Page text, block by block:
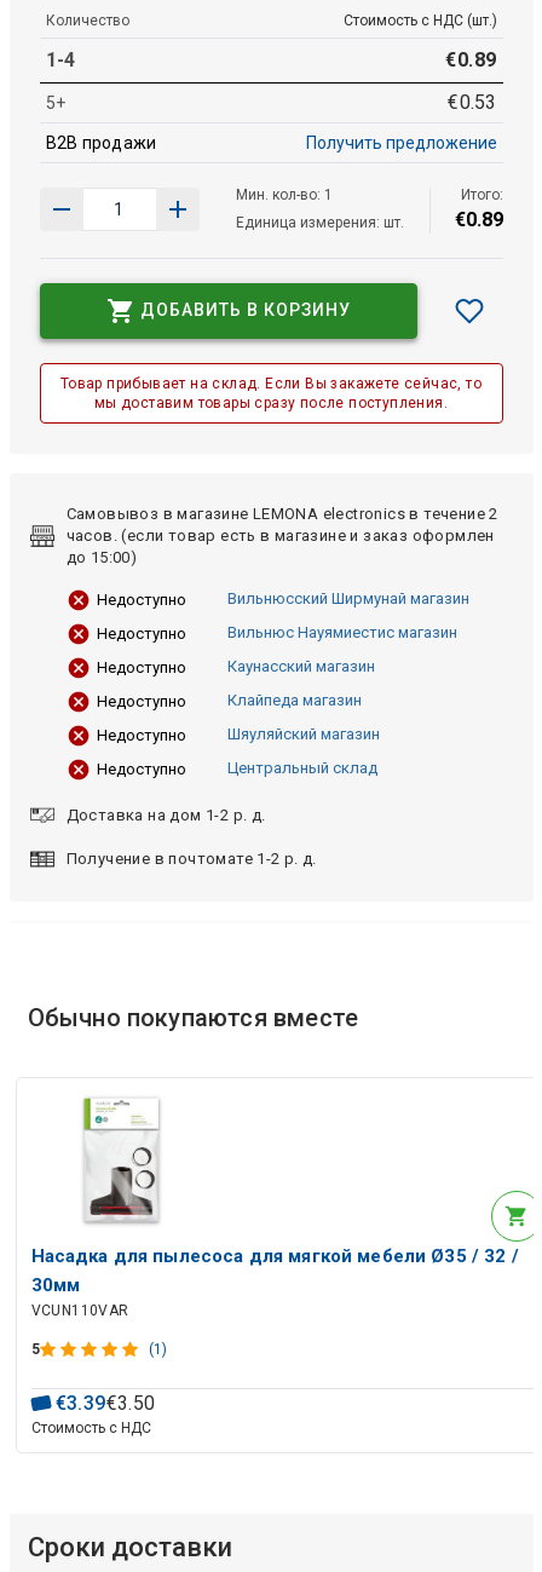
Количество Стоимость с НДС (шт.)
1-4 €0.89
5+ €0.53
B2B продажи Получить предложение
Мин. кол-во: 1
Единица измерения: шт.
Итого:
€0.89
ДОБАВИТЬ В КОРЗИНУ
Товар прибывает на склад. Если Вы закажете сейчас, то
мы доставим товары сразу после поступления.
Самовывоз в магазине LEMONA electronics в течение 2
часов. (если товар есть в магазине и заказ оформлен
до 15:00)
Недоступно
Вильнюсский Ширмунай магазин
Недоступно
Вильнюс Науямиестис магазин
Недоступно
Каунасский магазин
Недоступно
Клайпеда магазин
Недоступно
Шяуляйский магазин
Недоступно
Центральный склад
Доставка на дом 1-2 р. д.
Получение в почтомате 1-2 р. д.
Обычно покупаются вместе
Насадка для пылесоса для мягкой мебели Ø35 / 32 /
30мм
VCUN110VAR
5 (1)
€3.39€3.50
Стоимость с НДС
Сроки доставки